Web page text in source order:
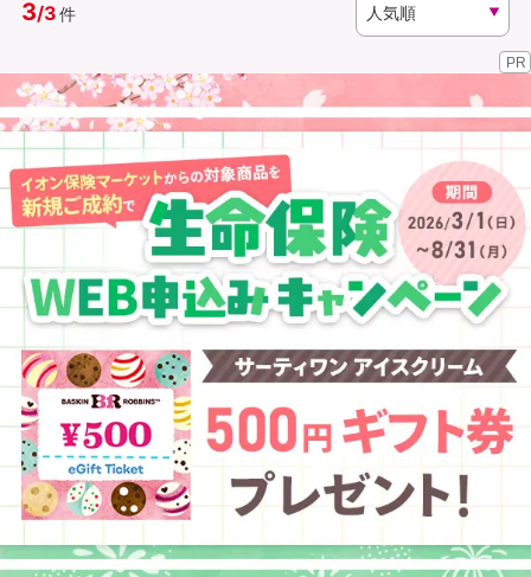
資料請求
（無料）
訪問相談
イオンカード会員さま専用保険
3/3件
PR